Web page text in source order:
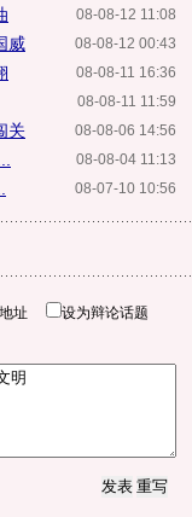
08-08-12 11:08
08-08-12 00:43
威
08-08-11 16:36
08-08-11 11:59
08-08-06 14:56
关
08-08-04 11:13
08-07-10 10:56
地址 设为辩论话题